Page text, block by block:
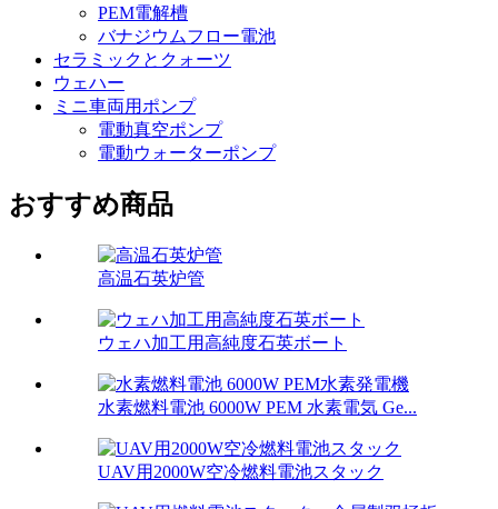
PEM電解槽
バナジウムフロー電池
セラミックとクォーツ
ウェハー
ミニ車両用ポンプ
電動真空ポンプ
電動ウォーターポンプ
おすすめ商品
高温石英炉管
ウェハ加工用高純度石英ボート
水素燃料電池 6000W PEM 水素電気 Ge...
UAV用2000W空冷燃料電池スタック